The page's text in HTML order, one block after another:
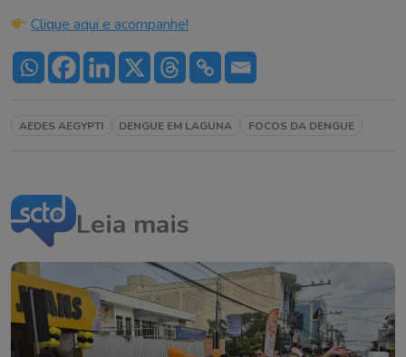
Clique aqui e acompanhe!
AEDES AEGYPTI DENGUE EM LAGUNA FOCOS DA DENGUE
Leia mais